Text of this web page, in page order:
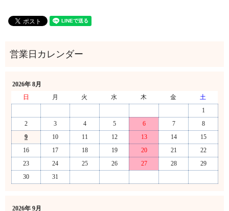
2026年 8月
日
月 火 水 木 金
土
1
2
3 4 5 6 7
8
9
10 11 12 13 14
15
16
17 18 19 20 21
22
23
24 25 26 27 28
29
30
31
2026年 9月